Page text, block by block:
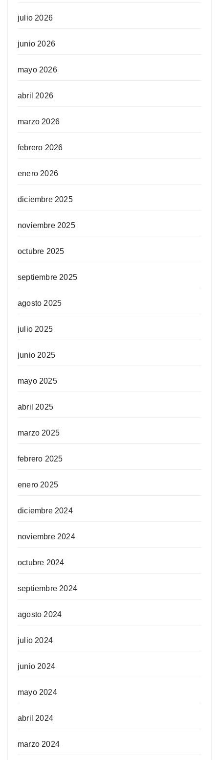
julio 2026
junio 2026
mayo 2026
abril 2026
marzo 2026
febrero 2026
enero 2026
diciembre 2025
noviembre 2025
octubre 2025
septiembre 2025
agosto 2025
julio 2025
junio 2025
mayo 2025
abril 2025
marzo 2025
febrero 2025
enero 2025
diciembre 2024
noviembre 2024
octubre 2024
septiembre 2024
agosto 2024
julio 2024
junio 2024
mayo 2024
abril 2024
marzo 2024